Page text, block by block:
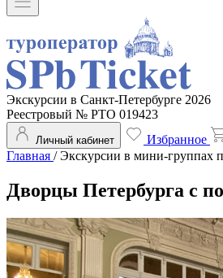
Экскурсии в Санкт-Петербурге 2026
Реестровый № РТО 019423
Личный кабинет Избранное
Главная /Экскурсии в мини-группах
Дворцы Петербурга с